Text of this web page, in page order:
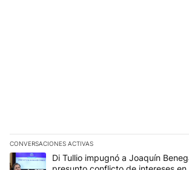
CONVERSACIONES ACTIVAS
Este listado muestra los artículos con más
Un artículo de tendencia con el título "Di
Di Tullio impugnó a Joaquín